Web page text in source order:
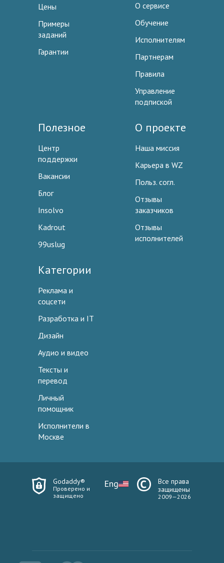
Цены
Примеры
заданий
Гарантии
О сервисе
Обучение
Исполнителям
Партнерам
Правила
Управление
подпиской
Полезное
Центр
поддержки
Вакансии
Блог
Insolvo
Kadrout
99uslug
О проекте
Наша миссия
Карьера в WZ
Польз. согл.
Отзывы
заказчиков
Отзывы
исполнителей
Категории
Реклама и
соцсети
Разработка и IT
Дизайн
Аудио и видео
Тексты и
перевод
Личный
помощник
Исполнители в
Москве
Godaddy®
Проверено и
защищено
Eng
Все права
защищены
2009—2026